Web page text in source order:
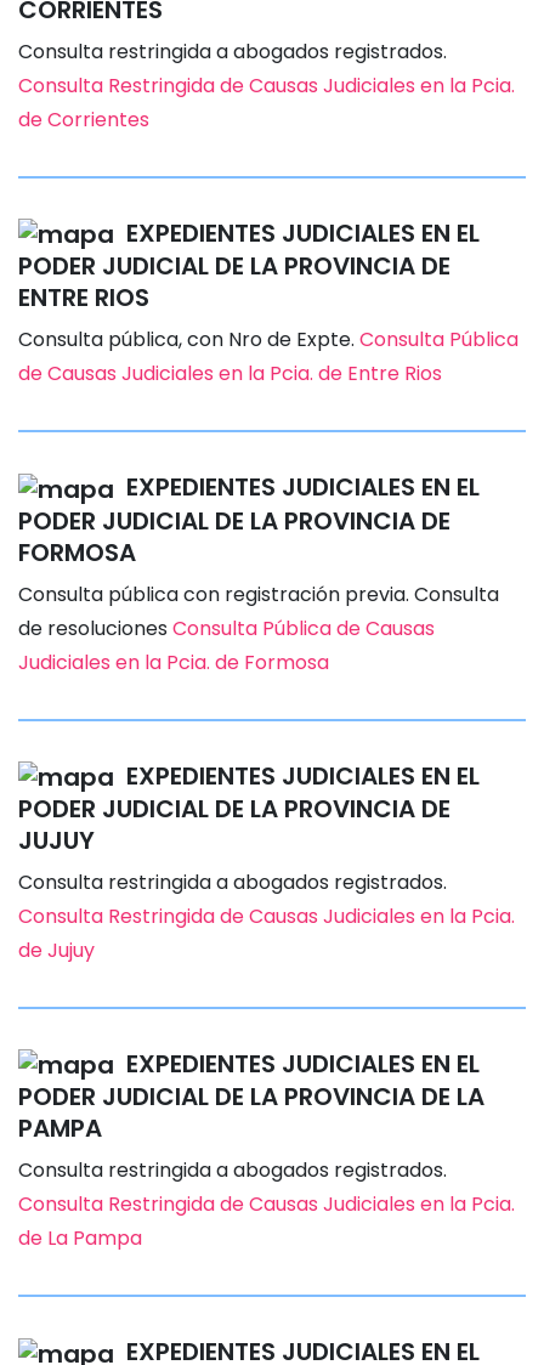
CORRIENTES
Consulta restringida a abogados registrados.
Consulta Restringida de Causas Judiciales en la Pcia.
de Corrientes
EXPEDIENTES JUDICIALES EN EL
PODER JUDICIAL DE LA PROVINCIA DE
ENTRE RIOS
Consulta pública, con Nro de Expte. Consulta Pública
de Causas Judiciales en la Pcia. de Entre Rios
EXPEDIENTES JUDICIALES EN EL
PODER JUDICIAL DE LA PROVINCIA DE
FORMOSA
Consulta pública con registración previa. Consulta
de resoluciones Consulta Pública de Causas
Judiciales en la Pcia. de Formosa
EXPEDIENTES JUDICIALES EN EL
PODER JUDICIAL DE LA PROVINCIA DE
JUJUY
Consulta restringida a abogados registrados.
Consulta Restringida de Causas Judiciales en la Pcia.
de Jujuy
EXPEDIENTES JUDICIALES EN EL
PODER JUDICIAL DE LA PROVINCIA DE LA
PAMPA
Consulta restringida a abogados registrados.
Consulta Restringida de Causas Judiciales en la Pcia.
de La Pampa
EXPEDIENTES JUDICIALES EN EL